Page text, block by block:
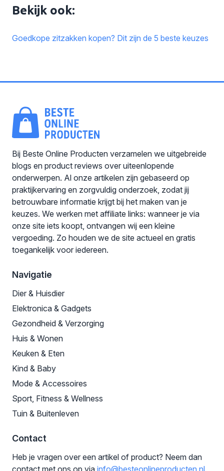
Bekijk ook:
Goedkope zitzakken kopen? Dit zijn de 5 beste keuzes
Bij Beste Online Producten verzamelen we uitgebreide
blogs en product reviews over uiteenlopende
onderwerpen. Al onze artikelen zijn gebaseerd op
praktijkervaring en zorgvuldig onderzoek, zodat jij
betrouwbare informatie krijgt bij het maken van je
keuzes. We werken met affiliate links: wanneer je via
onze site iets koopt, ontvangen wij een kleine
vergoeding. Zo houden we de site actueel en gratis
toegankelijk voor iedereen.
Navigatie
Dier & Huisdier
Elektronica & Gadgets
Gezondheid & Verzorging
Huis & Wonen
Keuken & Eten
Kind & Baby
Mode & Accessoires
Sport, Fitness & Wellness
Tuin & Buitenleven
Contact
Heb je vragen over een artikel of product? Neem dan
contact met ons op via info@besteonlineproducten.nl